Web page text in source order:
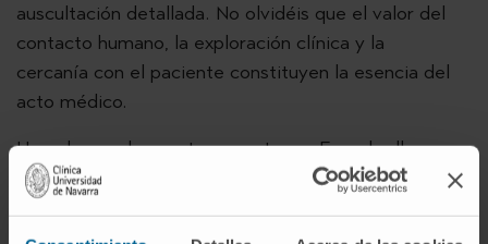
auscultación detallada. No olvidéis que el valor del
contacto humano, la exploración clínica y la
cercanía con el paciente constituyen la esencia del
acto médico.
Haced caso de vuestros mentores. Escuchadlos.
No perdáis detalle, incluso cuando se equivocan,
lecciones. Su juicio vale doble, porque está